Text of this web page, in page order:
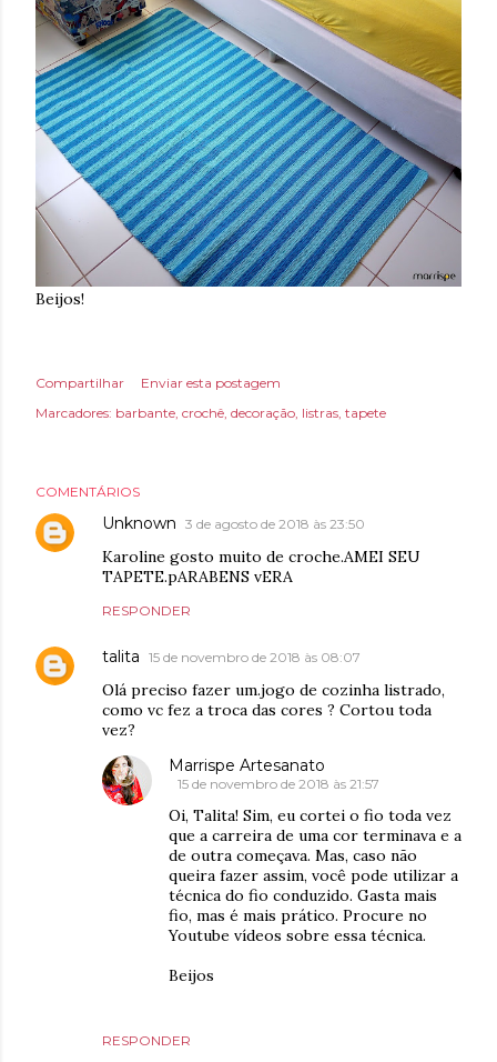
Beijos!
Compartilhar
Enviar esta postagem
Marcadores: barbante crochê decoração listras tapete
COMENTÁRIOS
Unknown 3 de agosto de 2018 às 23:50
Karoline gosto muito de croche.AMEI SEU
TAPETE.pARABENS vERA
RESPONDER
talita 15 de novembro de 2018 às 08:07
Olá preciso fazer um.jogo de cozinha listrado,
como vc fez a troca das cores ? Cortou toda
vez?
RESPONDER
Marrispe Artesanato
15 de novembro de 2018 às 21:57
Oi, Talita! Sim, eu cortei o fio toda vez
que a carreira de uma cor terminava e a
de outra começava. Mas, caso não
queira fazer assim, você pode utilizar a
técnica do fio conduzido. Gasta mais
fio, mas é mais prático. Procure no
Youtube vídeos sobre essa técnica.
Beijos